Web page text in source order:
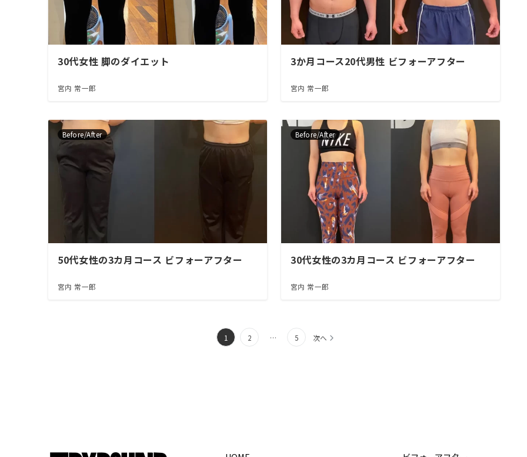
30代女性 脚のダイエット
宮内 常一郎
3か月コース20代男性 ビフォーアフター
宮内 常一郎
Before/After
50代女性の3カ月コース ビフォーアフター
宮内 常一郎
Before/After
30代女性の3カ月コース ビフォーアフター
宮内 常一郎
1 2 … 5 次へ